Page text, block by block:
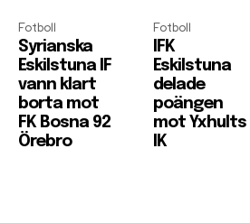
Fotboll
Syrianska
Eskilstuna IF
vann klart
borta mot
FK Bosna 92
Örebro
Fotboll
IFK
Eskilstuna
delade
poängen
mot Yxhults
IK